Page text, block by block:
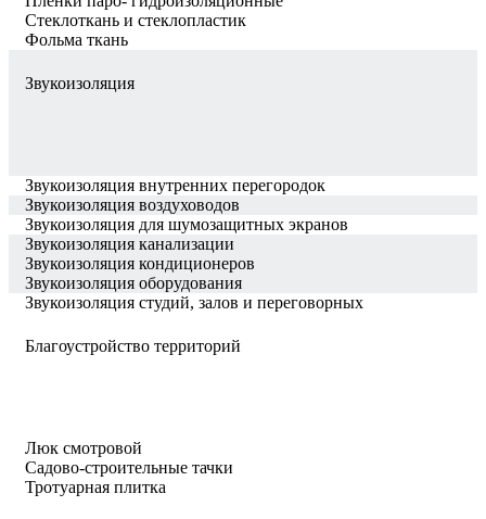
Стеклоткань и стеклопластик
Фольма ткань
Звукоизоляция
Звукоизоляция внутренних перегородок
Звукоизоляция воздуховодов
Звукоизоляция для шумозащитных экранов
Звукоизоляция канализации
Звукоизоляция кондиционеров
Звукоизоляция оборудования
Звукоизоляция студий, залов и переговорных
Благоустройство территорий
Люк смотровой
Садово-строительные тачки
Тротуарная плитка